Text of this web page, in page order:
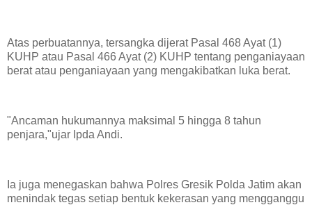
Atas perbuatannya, tersangka dijerat Pasal 468 Ayat (1)
KUHP atau Pasal 466 Ayat (2) KUHP tentang penganiayaan
berat atau penganiayaan yang mengakibatkan luka berat.
"Ancaman hukumannya maksimal 5 hingga 8 tahun
penjara,"ujar Ipda Andi.
Ia juga menegaskan bahwa Polres Gresik Polda Jatim akan
menindak tegas setiap bentuk kekerasan yang mengganggu